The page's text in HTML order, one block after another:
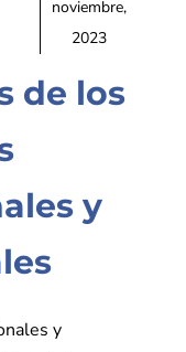
noviembre,
2023
de los
y
y